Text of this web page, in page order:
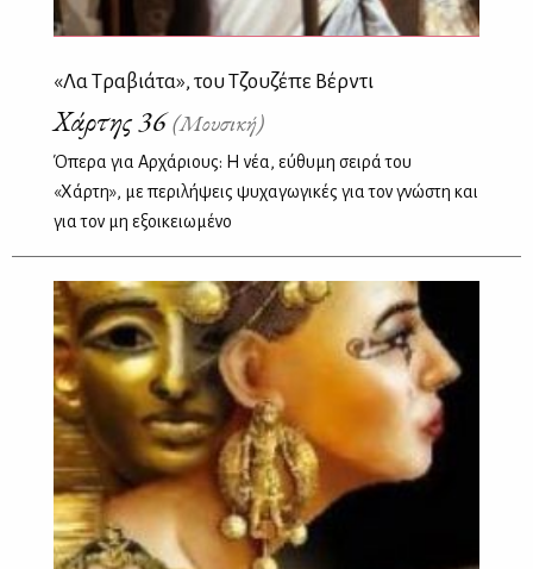
«Λα Τραβιάτα», του Τζουζέπε Βέρντι
Χάρτης 36(Μουσική)
Όπερα για Αρχάριους: Η νέα, εύθυμη σειρά του
«Χάρτη», με περιλήψεις ψυχαγωγικές για τον γνώστη και
για τον μη εξοικειωμένο